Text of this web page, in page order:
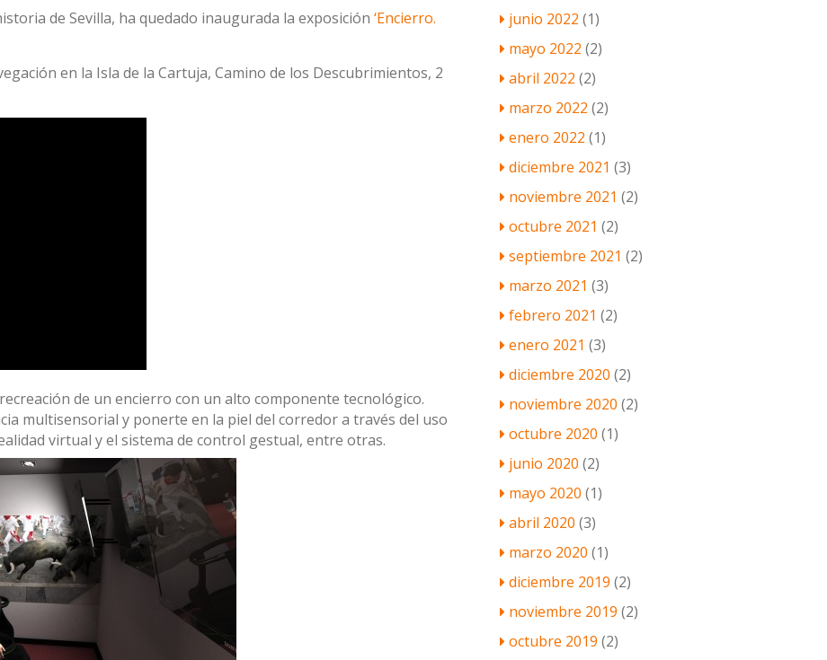
de Sevilla, ha quedado inaugurada la exposición ‘Encierro.
en la Isla de la Cartuja, Camino de los Descubrimientos, 2
de un encierro con un alto componente tecnológico.
multisensorial y ponerte en la piel del corredor a través del uso
virtual y el sistema de control gestual, entre otras.
junio 2022 (1)
mayo 2022 (2)
abril 2022 (2)
marzo 2022 (2)
enero 2022 (1)
diciembre 2021 (3)
noviembre 2021 (2)
octubre 2021 (2)
septiembre 2021 (2)
marzo 2021 (3)
febrero 2021 (2)
enero 2021 (3)
diciembre 2020 (2)
noviembre 2020 (2)
octubre 2020 (1)
junio 2020 (2)
mayo 2020 (1)
abril 2020 (3)
marzo 2020 (1)
diciembre 2019 (2)
noviembre 2019 (2)
octubre 2019 (2)